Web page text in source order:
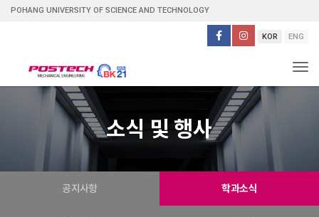
POHANG UNIVERSITY OF SCIENCE AND TECHNOLOGY
KOR ENG
소식 및 행사
공지사항 학과소식